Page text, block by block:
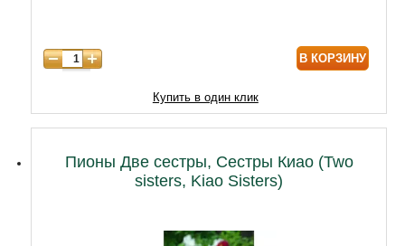
В КОРЗИНУ
Купить в один клик
Пионы Две сестры, Сестры Киао (Two
sisters, Kiao Sisters)